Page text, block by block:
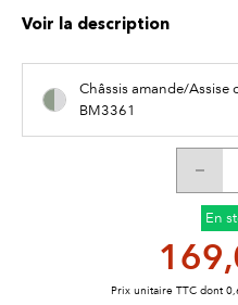
Voir la description
Châssis amande/Assise
BM3361
En
Prix unitaire TTC dont